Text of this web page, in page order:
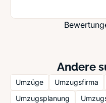
Andere
Umzüge Umzugsfirma
Umzugsplanung